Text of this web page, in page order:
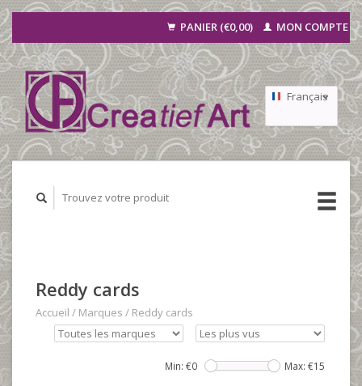
PANIER (€0,00) MON COMPTE
Français
Nederlands
Reddy cards
Accueil / Marques / Reddy cards
Min: €0 Max: €15